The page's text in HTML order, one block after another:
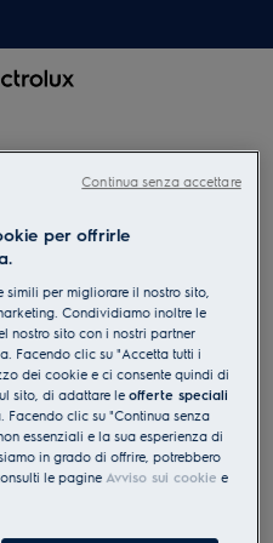
offrono un'ampia gamma di
vestiti rimangono come
per offrirle
per migliorare il nostro sito,
Condividiamo inoltre le
nostro sito con i nostri partner
Facendo clic su "Accetta tutti i
dei cookie e ci consente quindi di
sito, di adattare leofferte speciali
clic su "Continua senza
essenziali e la sua esperienza di
in grado di offrire, potrebbero
le pagineAvviso sui cookie e
Continua senza accettare